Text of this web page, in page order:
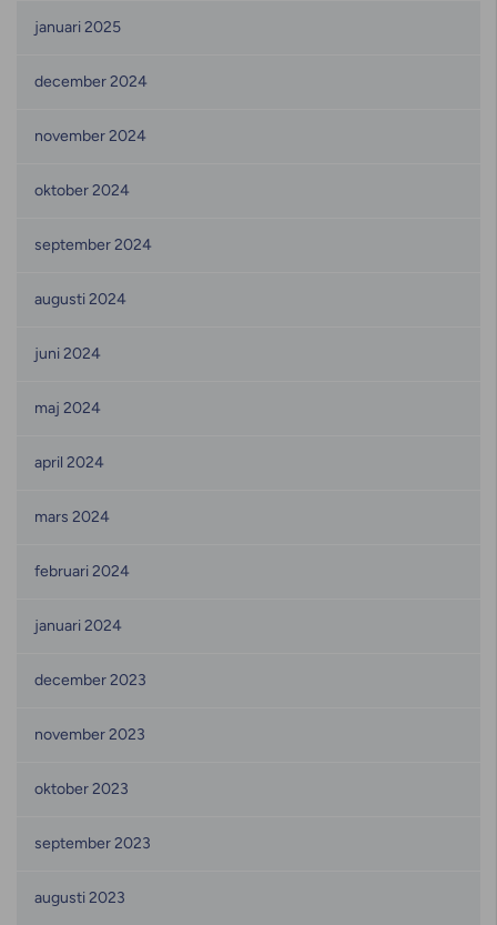
januari 2025
december 2024
november 2024
oktober 2024
september 2024
augusti 2024
juni 2024
maj 2024
april 2024
mars 2024
februari 2024
januari 2024
december 2023
november 2023
oktober 2023
september 2023
augusti 2023